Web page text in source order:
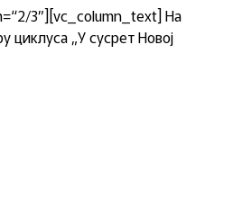
3″][vc_column_text] На
циклуса „У сусрет Новој